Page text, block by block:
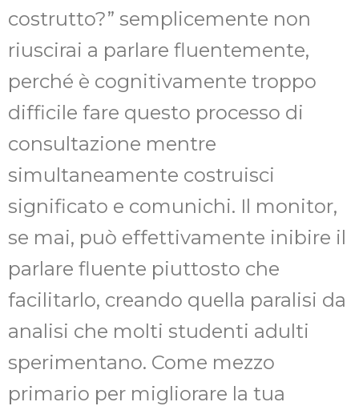
costrutto?” semplicemente non
riuscirai a parlare fluentemente,
perché è cognitivamente troppo
difficile fare questo processo di
consultazione mentre
simultaneamente costruisci
significato e comunichi. Il monitor,
se mai, può effettivamente inibire il
parlare fluente piuttosto che
facilitarlo, creando quella paralisi da
analisi che molti studenti adulti
sperimentano. Come mezzo
primario per migliorare la tua